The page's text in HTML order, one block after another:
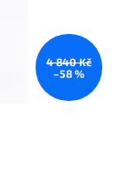
4 840 Kč
–58 %